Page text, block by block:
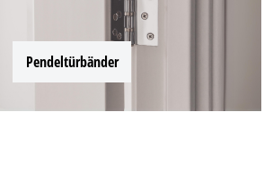
Pendeltürbänder